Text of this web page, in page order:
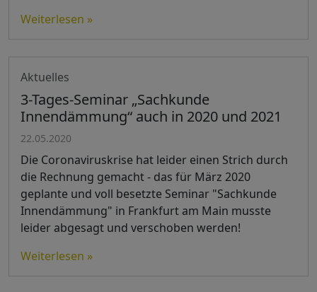
Weiterlesen »
Aktuelles
3-Tages-Seminar „Sachkunde
Innendämmung“ auch in 2020 und 2021
22.05.2020
Die Coronaviruskrise hat leider einen Strich durch
die Rechnung gemacht - das für März 2020
geplante und voll besetzte Seminar "Sachkunde
Innendämmung" in Frankfurt am Main musste
leider abgesagt und verschoben werden!
Weiterlesen »